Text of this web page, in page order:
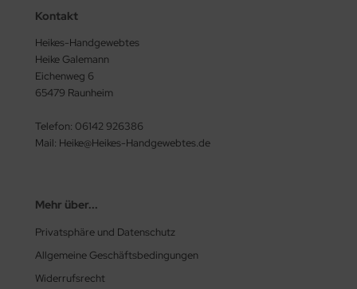
Kontakt
Heikes-Handgewebtes
Heike Galemann
Eichenweg 6
65479 Raunheim
Telefon: 06142 926386
Mail: Heike@Heikes-Handgewebtes.de
Mehr über...
Privatsphäre und Datenschutz
Allgemeine Geschäftsbedingungen
Widerrufsrecht